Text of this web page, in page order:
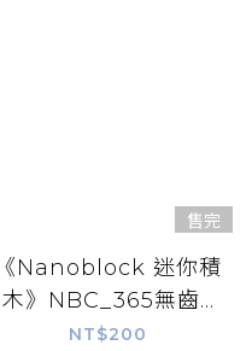
售完
《Nanoblock 迷你積
木》NBC_365無齒...
NT$200